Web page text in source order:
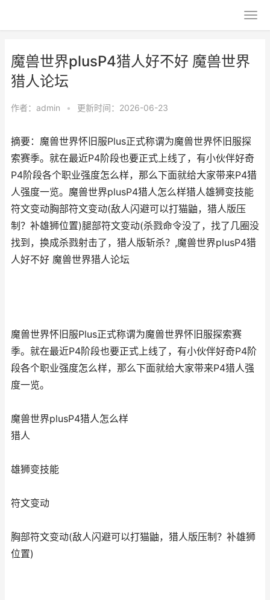
魔兽世界plusP4猎人好不好 魔兽世界
猎人论坛
作者： admin • 更新时间：2026-06-23
摘要：魔兽世界怀旧服Plus正式称谓为魔兽世界怀旧服探
索赛季。就在最近P4阶段也要正式上线了，有小伙伴好奇
P4阶段各个职业强度怎么样，那么下面就给大家带来P4猎
人强度一览。魔兽世界plusP4猎人怎么样猎人雄狮变技能
符文变动胸部符文变动(敌人闪避可以打猫鼬，猎人版压
制？补雄狮位置)腿部符文变动(杀戮命令没了，找了几圈没
找到，换成杀戮射击了，猎人版斩杀？,魔兽世界plusP4猎
人好不好 魔兽世界猎人论坛
魔兽世界怀旧服Plus正式称谓为魔兽世界怀旧服探索赛
季。就在最近P4阶段也要正式上线了，有小伙伴好奇P4阶
段各个职业强度怎么样，那么下面就给大家带来P4猎人强
度一览。
魔兽世界plusP4猎人怎么样
猎人
雄狮变技能
符文变动
胸部符文变动(敌人闪避可以打猫鼬，猎人版压制？补雄狮
位置)